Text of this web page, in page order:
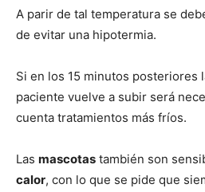
A parir de tal temperatura se
de evitar una hipotermia.
Si en los 15 minutos posteriores
paciente vuelve a subir será
cuenta tratamientos más fríos.
Las mascotas también son
calor, con lo que se pide que